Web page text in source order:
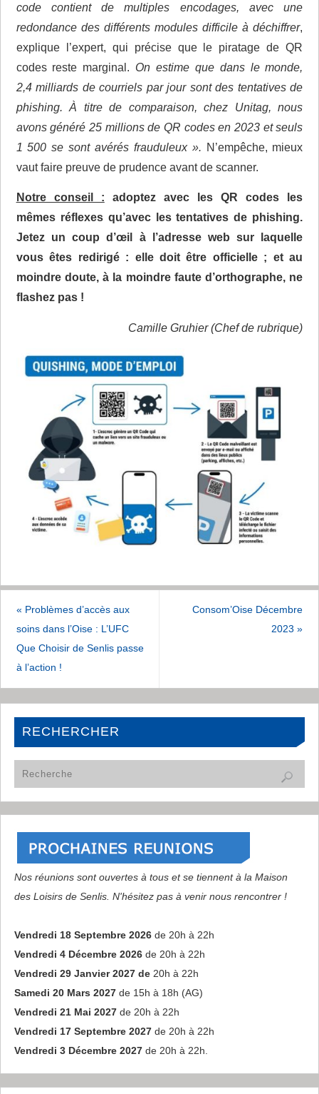
code contient de multiples encodages, avec une
redondance des différents modules difficile à déchiffrer,
explique l’expert, qui précise que le piratage de QR
codes reste marginal. On estime que dans le monde,
2,4 milliards de courriels par jour sont des tentatives de
phishing. À titre de comparaison, chez Unitag, nous
avons généré 25 millions de QR codes en 2023 et seuls
1 500 se sont avérés frauduleux ». N’empêche, mieux
vaut faire preuve de prudence avant de scanner.
Notre conseil : adoptez avec les QR codes les
mêmes réflexes qu’avec les tentatives de phishing.
Jetez un coup d’œil à l’adresse web sur laquelle
vous êtes redirigé : elle doit être officielle ; et au
moindre doute, à la moindre faute d’orthographe, ne
flashez pas !
Camille Gruhier (Chef de rubrique)
« Problèmes d’accès aux
soins dans l’Oise : L’UFC
Que Choisir de Senlis passe
à l’action !
Consom’Oise Décembre
2023»
RECHERCHER
Nos réunions sont ouvertes à tous et se tiennent à la Maison
des Loisirs de Senlis. N'hésitez pas à venir nous rencontrer !
Vendredi 18 Septembre 2026de 20h à 22h
Vendredi 4 Décembre 2026de 20h à 22h
Vendredi 29 Janvier 2027 de20h à 22h
Samedi 20 Mars 2027de 15h à 18h (AG)
Vendredi 21 Mai 2027de 20h à 22h
Vendredi 17 Septembre 2027de 20h à 22h
Vendredi 3 Décembre 2027de 20h à 22h.